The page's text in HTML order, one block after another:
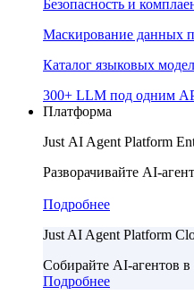
Безопасность и
Маскирование данных
Каталог языковых
300+ LLM под одним
Платформа
Just AI Agent Platform
Разворачивайте AI-
Подробнее
Just AI Agent Platform
Собирайте AI-агентов
Подробнее